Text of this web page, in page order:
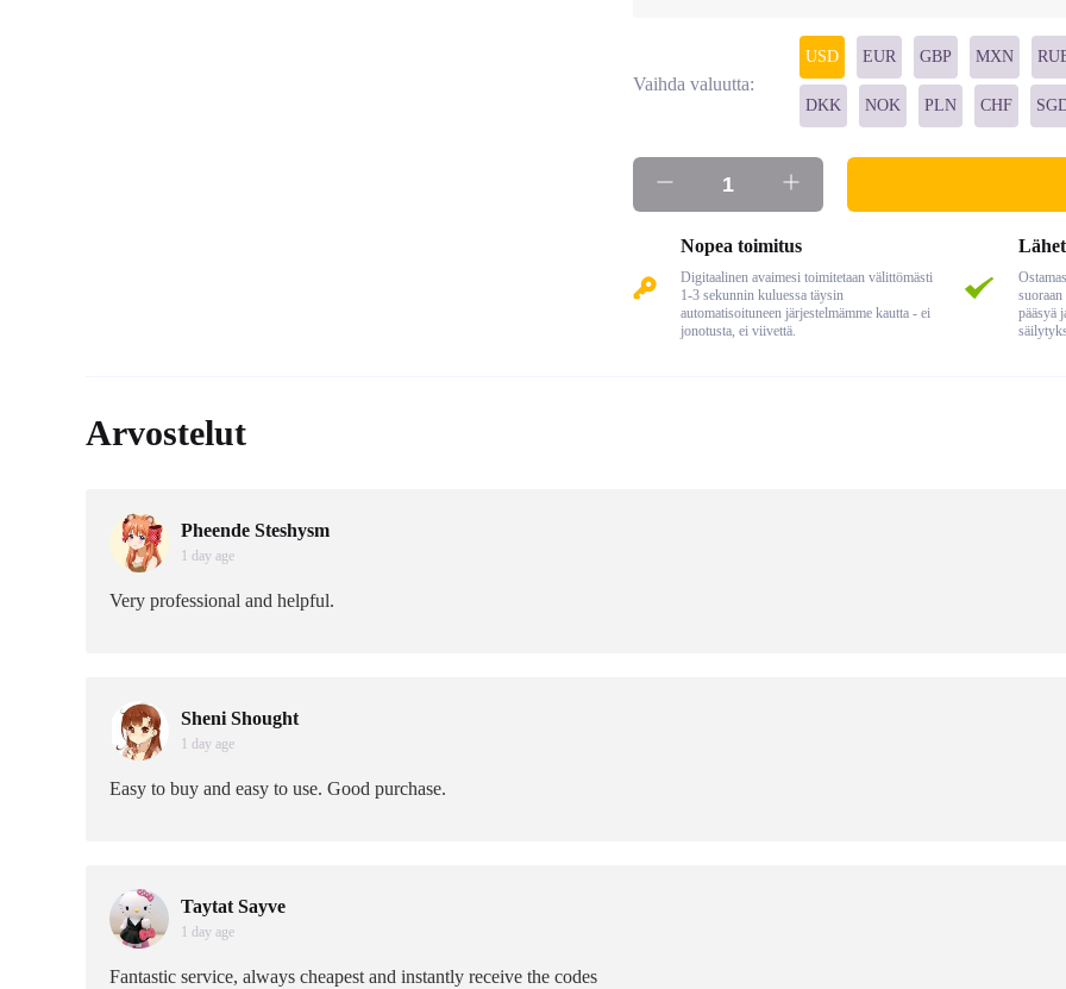
Vaihda valuutta:
USD EUR GBP MXN
DKK NOK PLN CHF
Nopea toimitus
Digitaalinen avaimesi toimitetaan välittömästi
1-3 sekunnin kuluessa täysin
automatisoituneen järjestelmämme kautta - ei
jonotusta, ei viivettä.
pääsyä
Arvostelut
Pheende Steshysm
1 day age
Very professional and helpful.
Sheni Shought
1 day age
Easy to buy and easy to use. Good purchase.
Taytat Sayve
1 day age
Fantastic service, always cheapest and instantly receive the codes